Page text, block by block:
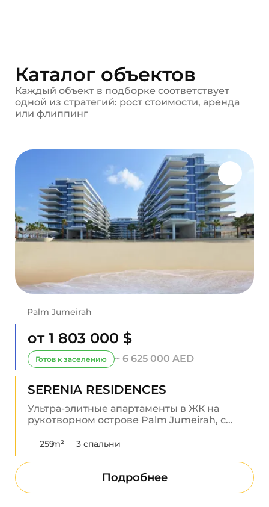
Каталог объектов
Каждый объект в подборке соответствует
одной из стратегий: рост стоимости, аренда
или флиппинг
Palm Jumeirah
от 1 803 000 $
Готов к заселению ~ 6 625 000 AED
SERENIA RESIDENCES
Ультра-элитные апартаменты в ЖК на
рукотворном острове Palm Jumeirah, с...
259m² 3 спальни
Подробнее